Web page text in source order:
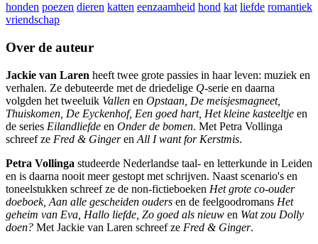
honden poezen dieren katten eenzaamheid hond kat liefde romantiek
vriendschap
Over de auteur
Jackie van Laren heeft twee grote passies in haar leven: muziek en
verhalen. Ze debuteerde met de driedelige Q-serie en daarna
volgden het tweeluik Vallen en Opstaan, De meisjesmagneet,
Thuiskomen, De Eyckenhof, Een goed hart, Het kleine kasteeltje en
de series Eilandliefde en Onder de bomen. Met Petra Vollinga
schreef ze Fred & Gingeren All I want for Kerstmis.
Petra Vollinga studeerde Nederlandse taal- en letterkunde in Leiden
en is daarna nooit meer gestopt met schrijven. Naast scenario's en
toneelstukken schreef ze de non-fictieboeken Het grote co-ouder
doeboek, Aan alle gescheiden ouders en de feelgoodromans Het
geheim van Eva, Hallo liefde, Zo goed als nieuw en Wat zou Dolly
doen? Met Jackie van Laren schreef ze Fred & Ginger.